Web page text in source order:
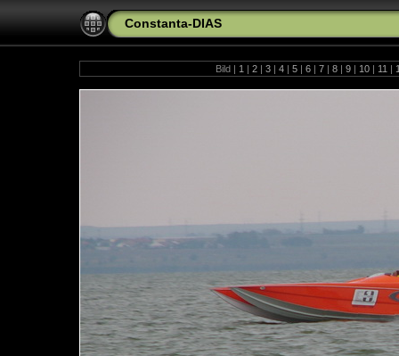
Constanta-DIAS
Bild | 1 | 2 | 3 | 4 | 5 | 6 | 7 | 8 | 9 | 10 | 11 |